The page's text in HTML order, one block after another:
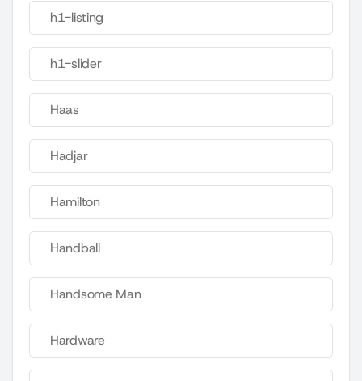
h1-listing
h1-slider
Haas
Hadjar
Hamilton
Handball
Handsome Man
Hardware